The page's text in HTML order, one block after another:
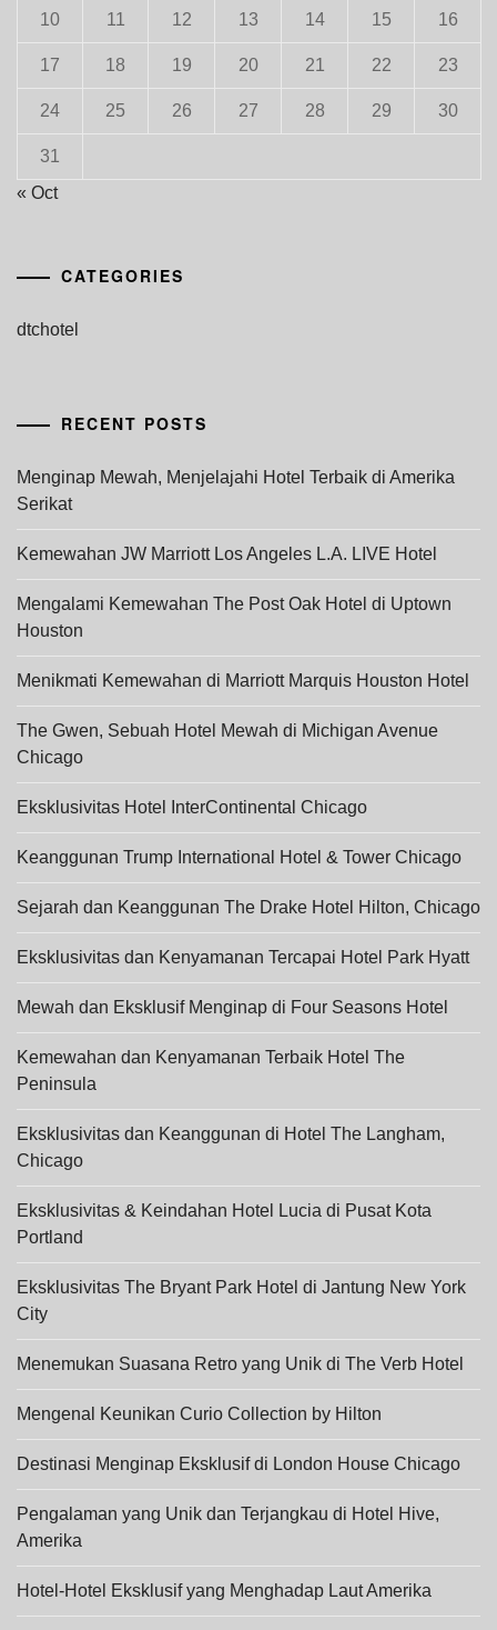
10 11 12 13 14 15 16
17 18 19 20 21 22 23
24 25 26 27 28 29 30
31
« Oct
CATEGORIES
dtchotel
RECENT POSTS
Menginap Mewah, Menjelajahi Hotel Terbaik di Amerika
Serikat
Kemewahan JW Marriott Los Angeles L.A. LIVE Hotel
Mengalami Kemewahan The Post Oak Hotel di Uptown
Houston
Menikmati Kemewahan di Marriott Marquis Houston Hotel
The Gwen, Sebuah Hotel Mewah di Michigan Avenue
Chicago
Eksklusivitas Hotel InterContinental Chicago
Keanggunan Trump International Hotel & Tower Chicago
Sejarah dan Keanggunan The Drake Hotel Hilton, Chicago
Eksklusivitas dan Kenyamanan Tercapai Hotel Park Hyatt
Mewah dan Eksklusif Menginap di Four Seasons Hotel
Kemewahan dan Kenyamanan Terbaik Hotel The
Peninsula
Eksklusivitas dan Keanggunan di Hotel The Langham,
Chicago
Eksklusivitas & Keindahan Hotel Lucia di Pusat Kota
Portland
Eksklusivitas The Bryant Park Hotel di Jantung New York
City
Menemukan Suasana Retro yang Unik di The Verb Hotel
Mengenal Keunikan Curio Collection by Hilton
Destinasi Menginap Eksklusif di London House Chicago
Pengalaman yang Unik dan Terjangkau di Hotel Hive,
Amerika
Hotel-Hotel Eksklusif yang Menghadap Laut Amerika